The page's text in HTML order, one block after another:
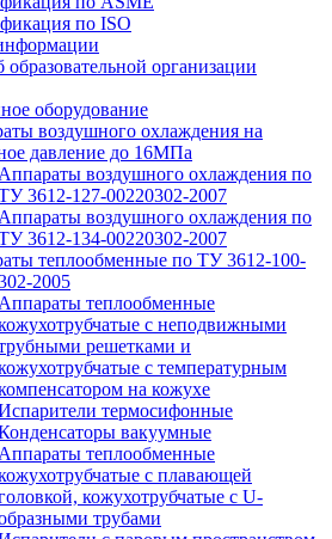
по ISO
образовательной организации
оборудование
воздушного охлаждения на
давление до 16МПа
Аппараты воздушного охлаждения по
3612-127-00220302-2007
Аппараты воздушного охлаждения по
3612-134-00220302-2007
теплообменные по ТУ 3612-100-
2005
Аппараты теплообменные
с неподвижными
решетками и
с температурным
на кожухе
термосифонные
вакуумные
Аппараты теплообменные
с плавающей
кожухотрубчатые с U-
трубами